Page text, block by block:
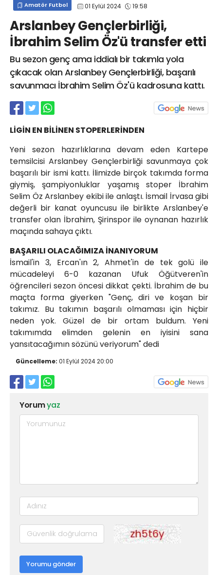
Amatör Futbol 01 Eylül 2024 19:58
Arslanbey Gençlerbirliği,
İbrahim Selim Öz'ü transfer etti
Bu sezon genç ama iddialı bir takımla yola
çıkacak olan Arslanbey Gençlerbirliği, başarılı
savunmacı İbrahim Selim Öz'ü kadrosuna kattı.
LİGİN EN BİLİNEN STOPERLERİNDEN
Yeni sezon hazırlıklarına devam eden Kartepe
temsilcisi Arslanbey Gençlerbirliği savunmaya çok
başarılı bir ismi kattı. İlimizde birçok takımda forma
giymiş, şampiyonluklar yaşamış stoper İbrahim
Selim Öz Arslanbey ekibi ile anlaştı. İsmail İrvasa gibi
değerli bir kanat oyuncusu ile birlikte Arslanbey'e
transfer olan İbrahim, Şirinspor ile oynanan hazırlık
maçında sahaya çıktı.
BAŞARILI OLACAĞIMIZA İNANIYORUM
İsmail'in 3, Ercan'ın 2, Ahmet'in de tek golü ile
mücadeleyi 6-0 kazanan Ufuk Öğütveren'in
öğrencileri sezon öncesi dikkat çekti. İbrahim de bu
maçta forma giyerken "Genç, diri ve koşan bir
takımız. Bu takımın başarılı olmaması için hiçbir
neden yok. Güzel de bir ortam buldum. Yeni
takımımda elimden gelenin en iyisini sana
yansıtacağımın sözünü veriyorum" dedi
Güncelleme: 01 Eylül 2024 20:00
Yorumyaz
Yorumu gönder
info@spor41.com